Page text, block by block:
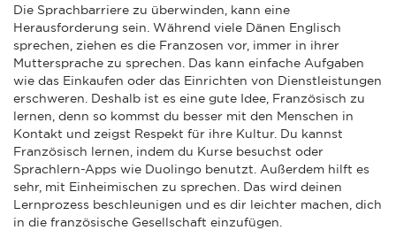
Die Sprachbarriere zu überwinden, kann eine
Herausforderung sein. Während viele Dänen Englisch
sprechen, ziehen es die Franzosen vor, immer in ihrer
Muttersprache zu sprechen. Das kann einfache Aufgaben
wie das Einkaufen oder das Einrichten von Dienstleistungen
erschweren. Deshalb ist es eine gute Idee, Französisch zu
lernen, denn so kommst du besser mit den Menschen in
Kontakt und zeigst Respekt für ihre Kultur. Du kannst
Französisch lernen, indem du Kurse besuchst oder
Sprachlern-Apps wie Duolingo benutzt. Außerdem hilft es
sehr, mit Einheimischen zu sprechen. Das wird deinen
Lernprozess beschleunigen und es dir leichter machen, dich
in die französische Gesellschaft einzufügen.